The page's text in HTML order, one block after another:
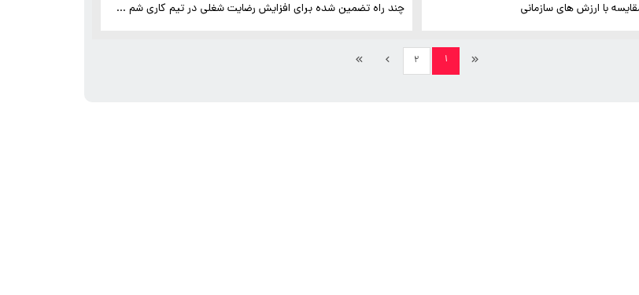
با ارزش های سازمانی چند راه تضمین شده برای افزایش رضایت شغلی در تیم کاری شم ...
۱ ۲